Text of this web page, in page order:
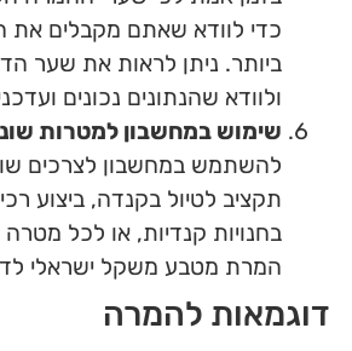
כדי לוודא שאתם מקבלים את
ביותר. ניתן לראות את שער
ולוודא שהנתונים נכונים
שימוש במחשבון למטרות
להשתמש במחשבון לצרכים
תקציב לטיול בקנדה, ביצוע
בחנויות קנדיות, או לכל
המרת מטבע משקל ישראלי
דוגמאות להמרה